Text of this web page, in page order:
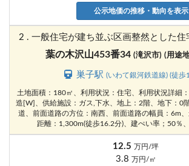
公示地価の推移・動向を表示
2 . 一般住宅が建ち並ぶ区画整然とした
葉の木沢山453番34 (滝沢市) (用途
巣子駅 (いわて銀河鉄道線) (徒歩
土地面積：180㎡、利用状況：住宅、利用状況詳細
造[W]、供給施設：ガス,下水、地上：2階、地下：0
道、前面道路の方位：南西、前面道路の幅員：6m
距離：1,300m(徒歩16.2分)、建ぺい率；50％
12.5 万円/坪
3.8 万円/㎡